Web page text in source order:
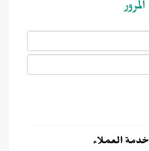
المرور
خدمة العملاء